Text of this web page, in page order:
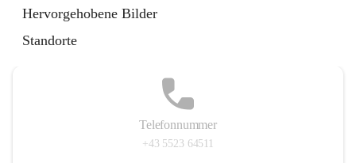
Hervorgehobene Bilder
Standorte
Telefonnummer
+43 5523 64511